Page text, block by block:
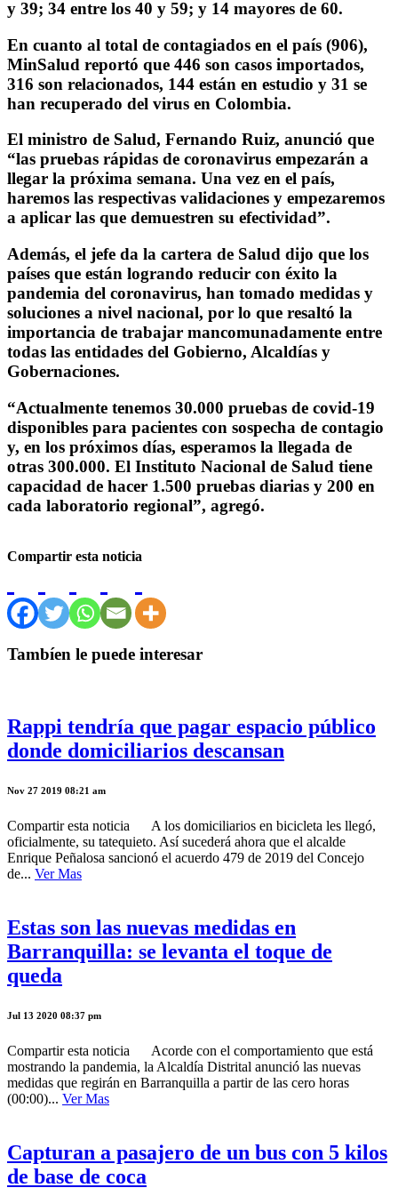
y 39; 34 entre los 40 y 59; y 14 mayores de 60.
En cuanto al total de contagiados en el país (906),
MinSalud reportó que 446 son casos importados,
316 son relacionados, 144 están en estudio y 31 se
han recuperado del virus en Colombia.
El ministro de Salud, Fernando Ruiz, anunció que
“las pruebas rápidas de coronavirus empezarán a
llegar la próxima semana. Una vez en el país,
haremos las respectivas validaciones y empezaremos
a aplicar las que demuestren su efectividad”.
Además, el jefe da la cartera de Salud dijo que los
países que están logrando reducir con éxito la
pandemia del coronavirus, han tomado medidas y
soluciones a nivel nacional, por lo que resaltó la
importancia de trabajar mancomunadamente entre
todas las entidades del Gobierno, Alcaldías y
Gobernaciones.
“Actualmente tenemos 30.000 pruebas de covid-19
disponibles para pacientes con sospecha de contagio
y, en los próximos días, esperamos la llegada de
otras 300.000. El Instituto Nacional de Salud tiene
capacidad de hacer 1.500 pruebas diarias y 200 en
cada laboratorio regional”, agregó.
Compartir esta noticia
Tambíen le puede interesar
Rappi tendría que pagar espacio público
donde domiciliarios descansan
Nov 27 2019 08:21 am
Compartir esta noticia A los domiciliarios en bicicleta les llegó,
oficialmente, su tatequieto. Así sucederá ahora que el alcalde
Enrique Peñalosa sancionó el acuerdo 479 de 2019 del Concejo
de... Ver Mas
Estas son las nuevas medidas en
Barranquilla: se levanta el toque de
queda
Jul 13 2020 08:37 pm
Compartir esta noticia Acorde con el comportamiento que está
mostrando la pandemia, la Alcaldía Distrital anunció las nuevas
medidas que regirán en Barranquilla a partir de las cero horas
(00:00)... Ver Mas
Capturan a pasajero de un bus con 5 kilos
de base de coca